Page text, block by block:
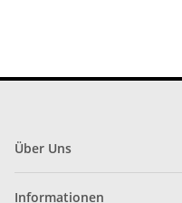
Über Uns
Informationen